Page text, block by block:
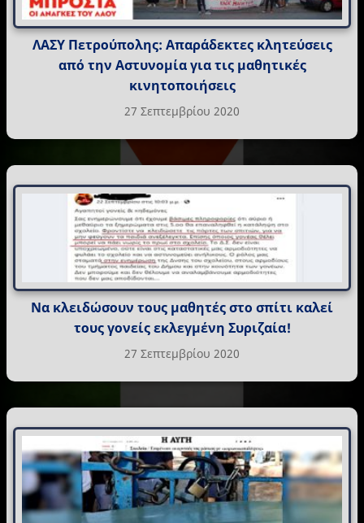
ΛΑΣΥ Πετρούπολης: Απαράδεκτες κλητεύσεις
από την Αστυνομία για τις μαθητικές
κινητοποιήσεις
27 Σεπτεμβρίου 2020
Να κλειδώσουν τους μαθητές στο σπίτι καλεί
τους γονείς εκλεγμένη Συριζαία!
27 Σεπτεμβρίου 2020